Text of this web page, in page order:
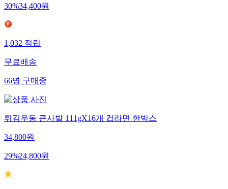
30%34,400원
1,032적립
무료배송
66명구매중
튀김우동 큰사발 111gX16개 컵라면 한박스
34,800원
29%24,800원